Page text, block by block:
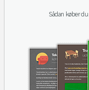
Sådan køber du